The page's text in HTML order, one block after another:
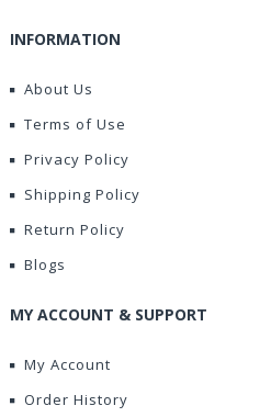
INFORMATION
About Us
Terms of Use
Privacy Policy
Shipping Policy
Return Policy
Blogs
MY ACCOUNT & SUPPORT
My Account
Order History